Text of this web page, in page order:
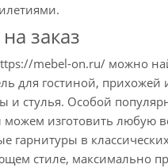
заказ
mebel-on.ru/ можно
для гостиной,
и стулья. Особой
изготовить любую
гарнитуры в
стиле,